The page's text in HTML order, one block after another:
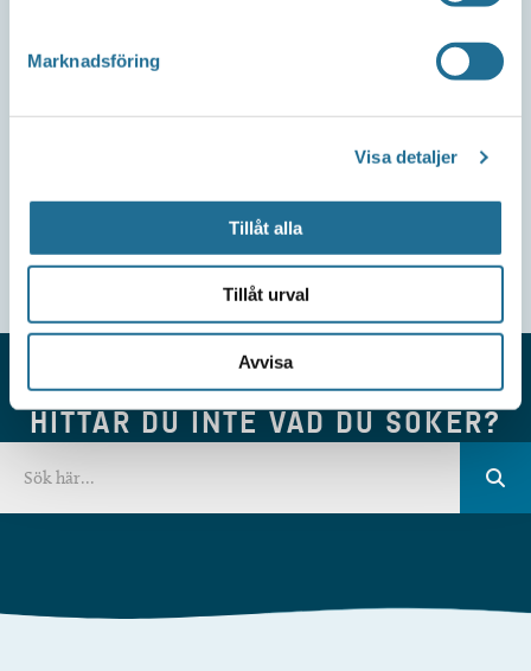
Marknadsföring
Visa detaljer
Tillåt alla
Tillåt urval
Avvisa
HITTAR DU INTE VAD DU SÖKER?